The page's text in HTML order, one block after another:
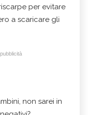
per evitare
a scaricare gli
non sarei in